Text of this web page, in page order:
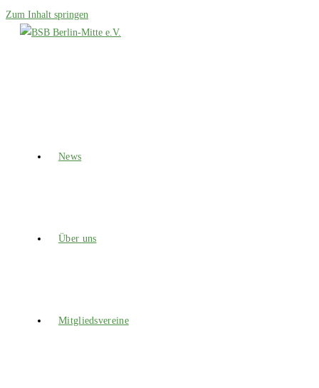
Zum Inhalt springen
News
Über uns
Mitgliedsvereine